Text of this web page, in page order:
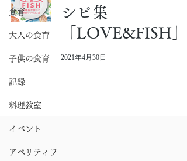
食育
大人の食育
子供の食育
記録
料理教室
イベント
アペリティフ
シピ集
「LOVE&FISH」
2021年4月30日